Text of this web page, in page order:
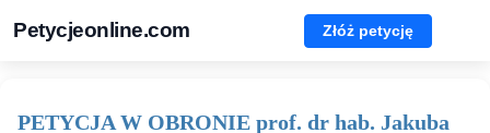
Petycjeonline.com Złóż petycję
PETYCJA W OBRONIE prof. dr hab. Jakuba